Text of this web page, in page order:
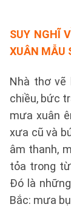
SUY NGHĨ
XUÂN MẪU
Nhà thơ vẽ
chiều, bức
mưa xuân
xưa cũ và
âm thanh,
tỏa trong
Đó là
Bắc: mưa